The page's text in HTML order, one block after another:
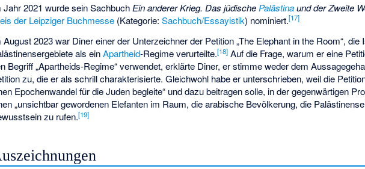
Jahr 2021 wurde sein Sachbuch Ein anderer Krieg. Das jüdische Palästinaund der Zweite
der Leipziger Buchmesse (Kategorie:Sachbuch/Essayistik) nominiert.[17]
August 2023 war Diner einer der Unterzeichner der Petition „The Elephant in the Room“,
als einApartheid-Regime verurteilte.[18] Auf die Frage, warum er eine
Begriff „Apartheids-Regime“ verwendet, erklärte Diner, er stimme weder dem
zu, die er als schrill charakterisierte. Gleichwohl habe er unterschrieben, weil die
Epochenwandel für die Juden begleite“ und dazu beitragen solle, in der gegenwärtigen
„unsichtbar gewordenen Elefanten im Raum, die arabische Bevölkerung, die
zu rufen.[19]